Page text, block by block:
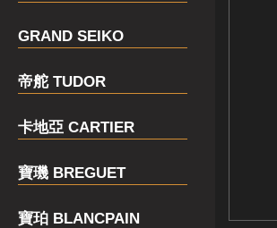
GRAND SEIKO
帝舵 TUDOR
卡地亞 CARTIER
寶璣 BREGUET
寶珀 BLANCPAIN